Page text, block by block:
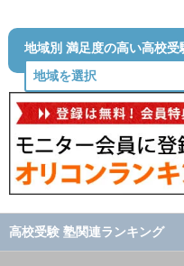
地域別 満足度の高い高校受
高校受験 塾関連ランキング